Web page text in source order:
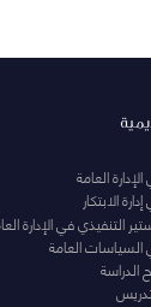
العامة
الابتكار
التنفيذي في الإدارة
العامة
الدراسة